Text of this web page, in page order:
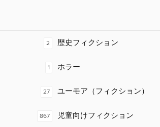
2 歴史フィクション
1 ホラー
27 ユーモア（フィクション）
867 児童向けフィクション